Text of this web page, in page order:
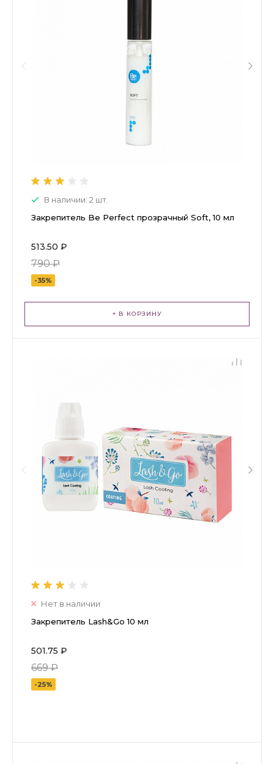
В наличии: 2 шт.
Закрепитель Be Perfect прозрачный Soft, 10 мл
513.50 ₽
790 ₽
-35%
+ В КОРЗИНУ
Нет в наличии
Закрепитель Lash&Go 10 мл
501.75 ₽
669 ₽
-25%